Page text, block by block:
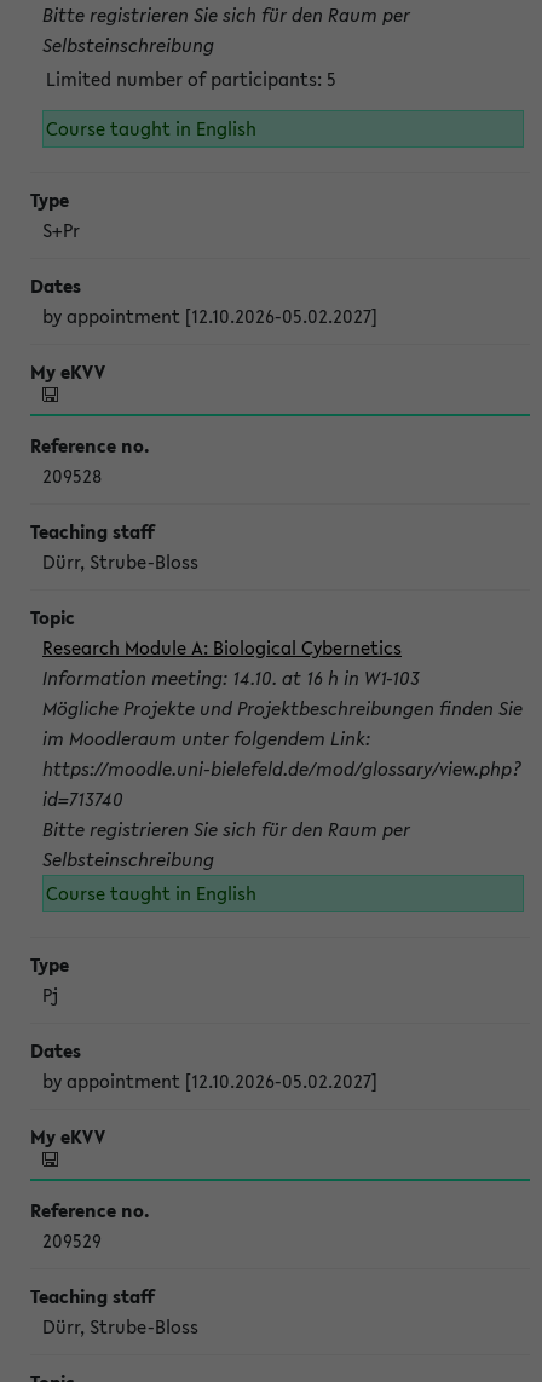
Bitte registrieren Sie sich für den Raum per
Selbsteinschreibung
Limited number of participants: 5
Course taught in English
S+Pr
by appointment [12.10.2026-05.02.2027]
209528
Dürr, Strube-Bloss
Research Module A: Biological Cybernetics
Information meeting: 14.10. at 16 h in W1-103
Mögliche Projekte und Projektbeschreibungen finden Sie
im Moodleraum unter folgendem Link:
https://moodle.uni-bielefeld.de/mod/glossary/view.php?
id=713740
Bitte registrieren Sie sich für den Raum per
Selbsteinschreibung
Course taught in English
Pj
by appointment [12.10.2026-05.02.2027]
209529
Dürr, Strube-Bloss